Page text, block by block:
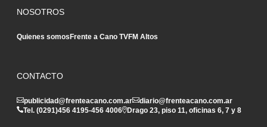
NOSOTROS
Quienes somosFrente a Cano TVFM Altos
CONTACTO
publicidad@frenteacano.com.ar
diario@frenteacano.com.ar
Tel. (0291)456 4195-456 4006 Drago 23, piso 11, oficinas 6, 7 y 8